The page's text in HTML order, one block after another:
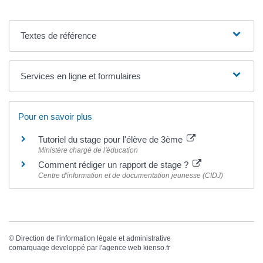
Textes de référence
Services en ligne et formulaires
Pour en savoir plus
Tutoriel du stage pour l'élève de 3ème
Ministère chargé de l'éducation
Comment rédiger un rapport de stage ?
Centre d'information et de documentation jeunesse (CIDJ)
© Direction de l'information légale et administrative
comarquage developpé par l'agence web kienso.fr